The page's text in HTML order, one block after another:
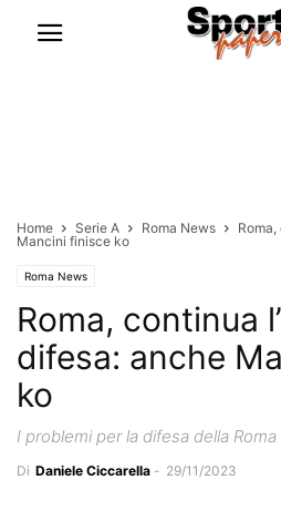
Home Serie A Roma News
Mancini finisce ko
Roma News
Roma, continua
difesa: anche
ko
I problemi per la difesa della
Di Daniele Ciccarella - 29/11/2023